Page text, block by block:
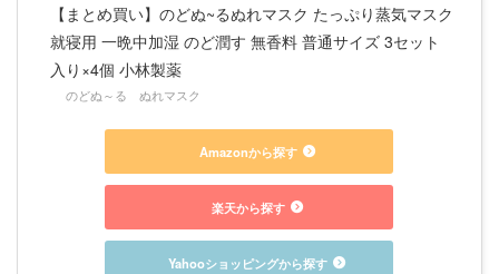
【まとめ買い】のどぬ~るぬれマスク たっぷり蒸気マスク
就寝用 一晩中加湿 のど潤す 無香料 普通サイズ 3セット
入り×4個 小林製薬
のどぬ～る ぬれマスク
Amazonから探す
楽天から探す
Yahooショッピングから探す